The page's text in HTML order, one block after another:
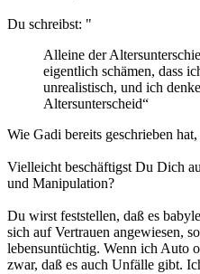
Du schreibst: "
Alleine der
eigentlich schämen, dass
unrealistisch, und ich
Altersunterscheid“
Wie Gadi bereits geschrieben
Vielleicht beschäftigst Du Dich
und Manipulation?
Du wirst feststellen, daß es
sich auf Vertrauen angewiesen,
lebensuntüchtig. Wenn ich Auto
zwar, daß es auch Unfälle gibt.